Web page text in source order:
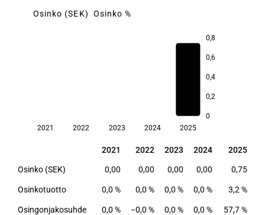
Osinko (SEK) Osinko %
0,8
0,6
0,4
0,2
0
2021 2022 2023 2024 2025
2021 2022 2023 2024 2025
2021 2022 2023 2024 2025
Osinko (SEK) 0,00 0,00 0,00 0,00 0,75
Osinkotuotto 0,0 % 0,0 % 0,0 % 0,0 % 3,2 %
Osingonjakosuhde 0,0 % −0,0 % 0,0 % 0,0 % 57,7 %